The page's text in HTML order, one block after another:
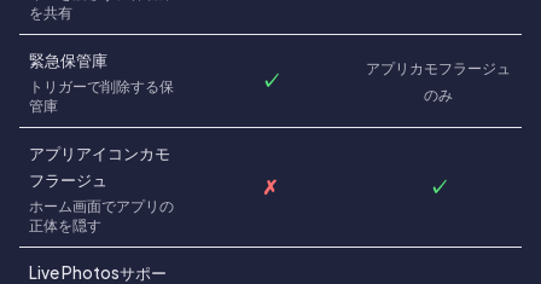
を共有
緊急保管庫
トリガーで削除する保
管庫
✓
アプリカモフラージュ
のみ
アプリアイコンカモ
フラージュ
ホーム画面でアプリの
正体を隠す
✗ ✓
Live Photosサポー